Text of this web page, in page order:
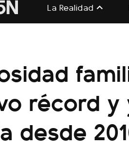
La Realidad
récord y
desde